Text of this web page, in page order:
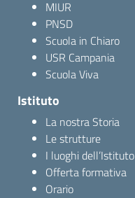
MIUR
PNSD
Scuola in Chiaro
USR Campania
Scuola Viva
Istituto
La nostra Storia
Le strutture
I luoghi dell’Istituto
Offerta formativa
Orario